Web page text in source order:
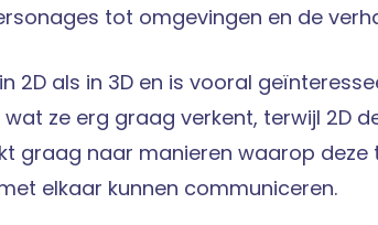
tot omgevingen en de
2D als in 3D en is vooral
wat ze erg graag verkent, terwijl 2D
graag naar manieren waarop deze
elkaar kunnen communiceren.